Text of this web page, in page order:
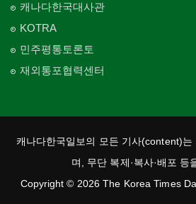
캐나다한국대사관
KOTRA
민주평통토론토
재외통포협력센터
캐나다한국일보의 모든 기사(content)는
며, 무단 복제·복사·배포 등
Copyright © 2026 The Korea Times